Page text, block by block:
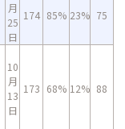
月
25
日
174 85% 23% 75
10
月
13
日
173 68% 12% 88